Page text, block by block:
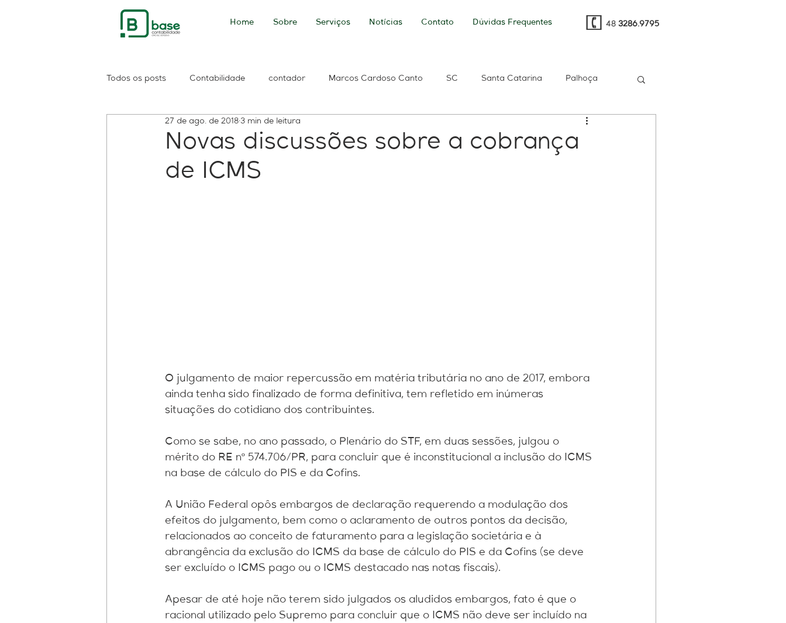
Home Sobre Serviços Notícias Contato Dúvidas Frequentes 48 3286.9795
Todos os posts Contabilidade contador Marcos Cardoso Canto SC Santa Catarina Palhoça
PASEP consulta saldo Banco do Brasil
Contribuintes Consolidação de Débitos
Novas discussões sobre a cobrança
de ICMS
27 de ago. de 2018 3 min de leitura
O julgamento de maior repercussão em matéria tributária no ano de 2017, embora
ainda tenha sido finalizado de forma definitiva, tem refletido em inúmeras
situações do cotidiano dos contribuintes.
Como se sabe, no ano passado, o Plenário do STF, em duas sessões, julgou o
mérito do RE nº 574.706/PR, para concluir que é inconstitucional a inclusão do ICMS
na base de cálculo do PIS e da Cofins.
A União Federal opôs embargos de declaração requerendo a modulação dos
efeitos do julgamento, bem como o aclaramento de outros pontos da decisão,
relacionados ao conceito de faturamento para a legislação societária e à
abrangência da exclusão do ICMS da base de cálculo do PIS e da Cofins (se deve
ser excluído o ICMS pago ou o ICMS destacado nas notas fiscais).
Apesar de até hoje não terem sido julgados os aludidos embargos, fato é que o
racional utilizado pelo Supremo para concluir que o ICMS não deve ser incluído na